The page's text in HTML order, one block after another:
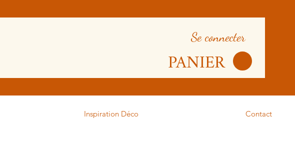
Se connecter
PANIER
Inspiration Déco Contact